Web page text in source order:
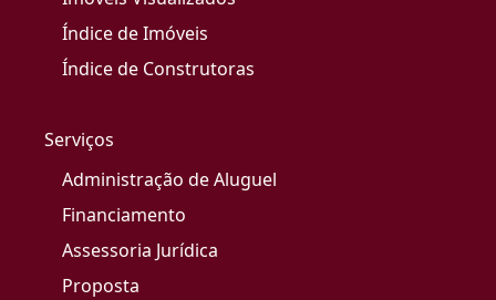
Índice de Imóveis
Índice de Construtoras
Serviços
Administração de Aluguel
Financiamento
Assessoria Jurídica
Proposta